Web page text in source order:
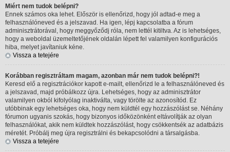
Miért nem tudok belépni?
Ennek számos oka lehet. Először is ellenőrizd, hogy jól adtad-e meg a
felhasználóneved és a jelszavad. Ha igen, lépj kapcsolatba a fórum
adminisztrátorával, hogy meggyőződj róla, nem lettél kitiltva. Az is lehetséges,
hogy a weboldal üzemeltetőjének oldalán lépett fel valamilyen konfigurációs
hiba, melyet javítaniuk kéne.
Vissza a tetejére
Korábban regisztráltam magam, azonban már nem tudok belépni?!
Keresd elő a regisztrációkor kapott e-mailt, ellenőrizd le a felhasználóneved és
a jelszavad, majd próbálkozz újra. Lehetséges, hogy az adminisztrátor
valamilyen okból kifolyólag inaktiválta, vagy törölte az azonosítód. Ez
utóbbinak egy lehetséges oka, hogy nem küldtél egy hozzászólást se. Néhány
fórumon ugyanis szokás, hogy bizonyos időközönként eltávolítják az olyan
felhasználókat, akik nem küldtek hozzászólást, hogy csökkentsék az adatbázis
méretét. Próbálj meg újra regisztrálni és bekapcsolódni a társalgásba.
Vissza a tetejére